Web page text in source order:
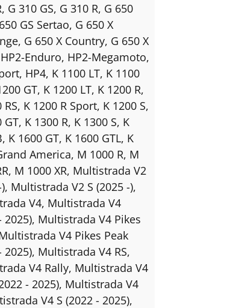
, G 310 GS, G 310 R, G 650
GS Sertao, G 650 X
, G 650 X Country, G 650 X
Enduro, HP2-Megamoto,
, HP4, K 1100 LT, K 1100
GT, K 1200 LT, K 1200 R,
RS, K 1200 R Sport, K 1200 S,
GT, K 1300 R, K 1300 S, K
, K 1600 GT, K 1600 GTL, K
America, M 1000 R, M
, M 1000 XR, Multistrada V2
, Multistrada V2 S (2025 -),
V4, Multistrada V4
2025), Multistrada V4 Pikes
V4 Pikes Peak
2025), Multistrada V4 RS,
V4 Rally, Multistrada V4
- 2025), Multistrada V4
V4 S (2022 - 2025),